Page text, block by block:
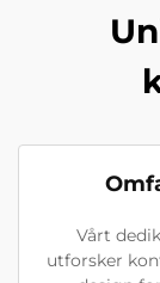
Vårt
utforsker